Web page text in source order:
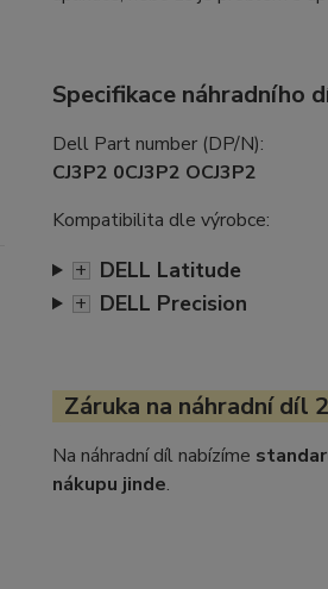
Specifikace náhradního
Dell Part number (DP/N):
CJ3P2 0CJ3P2 OCJ3P2
Kompatibilita dle výrobce:
+ DELL Latitude
+ DELL Precision
Záruka na náhradní díl
Na náhradní díl nabízíme
nákupu jinde.